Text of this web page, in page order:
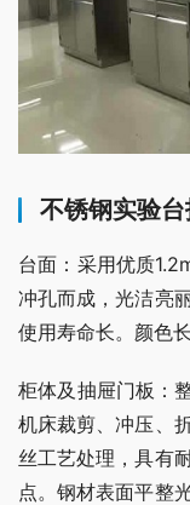
不锈钢实验台
台面：采用优质
冲孔而成，光洁亮
使用寿命长。颜色
柜体及抽屉门板：
机床裁剪、冲压、
丝工艺处理，具有
点。钢材表面平整